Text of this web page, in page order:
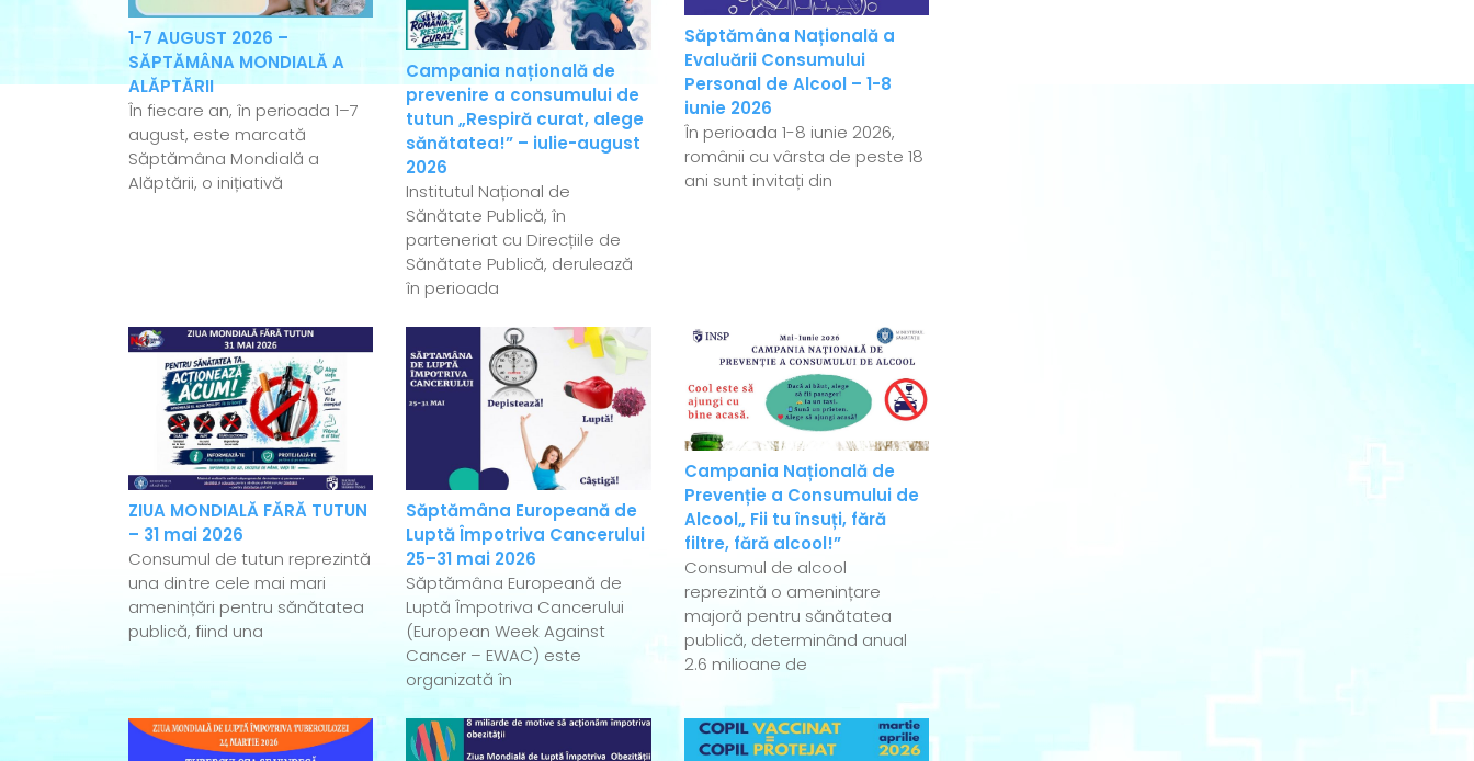
1-7 AUGUST 2026 –
SĂPTĂMÂNA MONDIALĂ A
ALĂPTĂRII
În fiecare an, în perioada 1–7
august, este marcată
Săptămâna Mondială a
Alăptării, o inițiativă
Campania națională de
prevenire a consumului de
tutun „Respiră curat, alege
sănătatea!” – iulie-august
2026
Institutul Național de
Sănătate Publică, în
parteneriat cu Direcțiile de
Sănătate Publică, derulează
în perioada
Săptămâna Națională a
Evaluării Consumului
Personal de Alcool – 1-8
iunie 2026
În perioada 1-8 iunie 2026,
românii cu vârsta de peste 18
ani sunt invitați din
ZIUA MONDIALĂ FĂRĂ TUTUN
– 31 mai 2026
Consumul de tutun reprezintă
una dintre cele mai mari
amenințări pentru sănătatea
publică, fiind una
Săptămâna Europeană de
Luptă Împotriva Cancerului
25–31 mai 2026
Săptămâna Europeană de
Luptă Împotriva Cancerului
(European Week Against
Cancer – EWAC) este
organizată în
Campania Națională de
Prevenție a Consumului de
Alcool„ Fii tu însuți, fără
filtre, fără alcool!”
Consumul de alcool
reprezintă o amenințare
majoră pentru sănătatea
publică, determinând anual
2.6 milioane de